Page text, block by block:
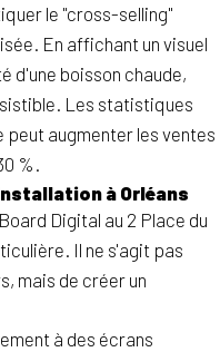
le "cross-selling"
En affichant un visuel
d'une boisson chaude,
Les statistiques
augmenter les ventes
%.
à Orléans
Digital au 2 Place du
Il ne s'agit pas
mais de créer un
à des écrans